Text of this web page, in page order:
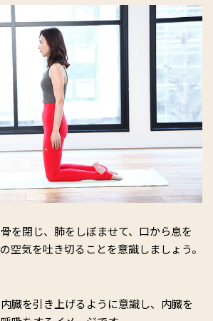
を閉じ、肺をしぼませて、口から息を
空気を吐き切ることを意識しましょう。
臓を引き上げるように意識し、内臓を